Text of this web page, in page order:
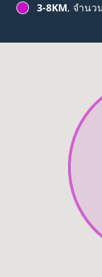
3-8KM, จำนว